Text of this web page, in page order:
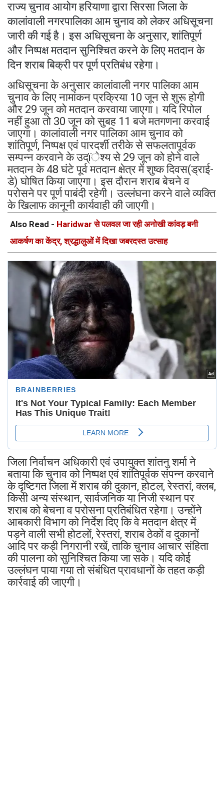
राज्य चुनाव आयोग हरियाणा द्वारा सिरसा जिला के
कालांवाली नगरपालिका आम चुनाव को लेकर अधिसूचना
जारी की गई है। इस अधिसूचना के अनुसार, शांतिपूर्ण
और निष्पक्ष मतदान सुनिश्चित करने के लिए मतदान के
दिन शराब बिक्री पर पूर्ण प्रतिबंध रहेगा।
अधिसूचना के अनुसार कालांवाली नगर पालिका आम
चुनाव के लिए नामांकन प्रक्रिया 10 जून से शुरू होगी
और 29 जून को मतदान करवाया जाएगा। यदि रिपोल
नहीं हुआ तो 30 जून को सुबह 11 बजे मतगणना करवाई
जाएगा। कालांवाली नगर पालिका आम चुनाव को
शांतिपूर्ण, निष्पक्ष एवं पारदर्शी तरीके से सफलतापूर्वक
सम्पन्न करवाने के उद्ïेश्य से 29 जून को होने वाले
मतदान के 48 घंटे पूर्व मतदान क्षेत्र में शुष्क दिवस(ड्राई-
डे) घोषित किया जाएगा। इस दौरान शराब बेचने व
परोसने पर पूर्ण पाबंदी रहेगी। उल्लंघना करने वाले व्यक्ति
के खिलाफ कानूनी कार्यवाही की जाएगी।
Also Read - Haridwar से पलवल जा रही अनोखी कांवड़ बनी
आकर्षण का केंद्र, श्रद्धालुओं में दिखा जबरदस्त उत्साह
जिला निर्वाचन अधिकारी एवं उपायुक्त शांतनु शर्मा ने
बताया कि चुनाव को निष्पक्ष एवं शांतिपूर्वक संपन्न करवाने
के दृष्टिगत जिला में शराब की दुकान, होटल, रेस्तरां, क्लब,
किसी अन्य संस्थान, सार्वजनिक या निजी स्थान पर
शराब को बेचना व परोसना प्रतिबंधित रहेगा। उन्होंने
आबकारी विभाग को निर्देश दिए कि वे मतदान क्षेत्र में
पड़ने वाली सभी होटलों, रेस्तरां, शराब ठेकों व दुकानों
आदि पर कड़ी निगरानी रखें, ताकि चुनाव आचार संहिता
की पालना को सुनिश्चित किया जा सके। यदि कोई
उल्लंघन पाया गया तो संबंधित प्रावधानों के तहत कड़ी
कार्रवाई की जाएगी।